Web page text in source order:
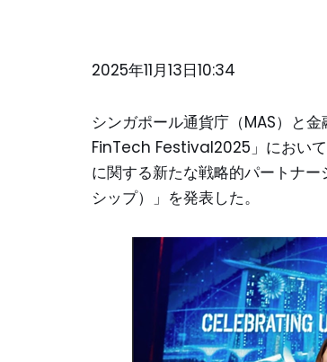
2025年11月13日10:34
シンガポール通貨庁（MAS）と
FinTech Festival2025」において
に関する新たな戦略的パートナ
シップ）」を発表した。